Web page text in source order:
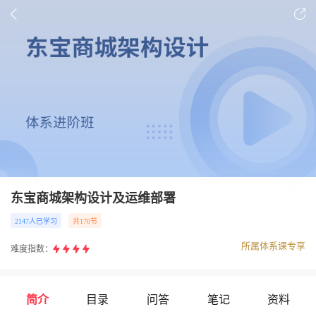
东宝商城架构设计及运维部署
2147人已学习 共170节
难度指数： 所属体系课专享
简介 目录 问答 笔记 资料